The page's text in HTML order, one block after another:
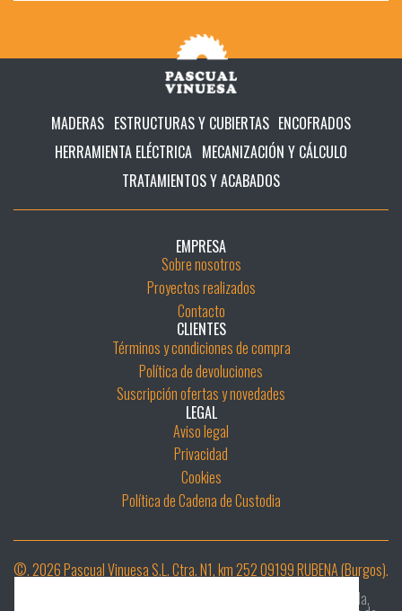
MADERAS ESTRUCTURAS Y CUBIERTAS ENCOFRADOS
HERRAMIENTA ELÉCTRICA MECANIZACIÓN Y CÁLCULO
TRATAMIENTOS Y ACABADOS
EMPRESA
Sobre nosotros
Proyectos realizados
Contacto
CLIENTES
Términos y condiciones de compra
Política de devoluciones
Suscripción ofertas y novedades
LEGAL
Aviso legal
Privacidad
Cookies
Política de Cadena de Custodia
©. 2026 Pascual Vinuesa S.L. Ctra. N1, km 252 09199 RUBENA (Burgos).
Desarrollar e Implementar un sistema digital de diligencia debida,